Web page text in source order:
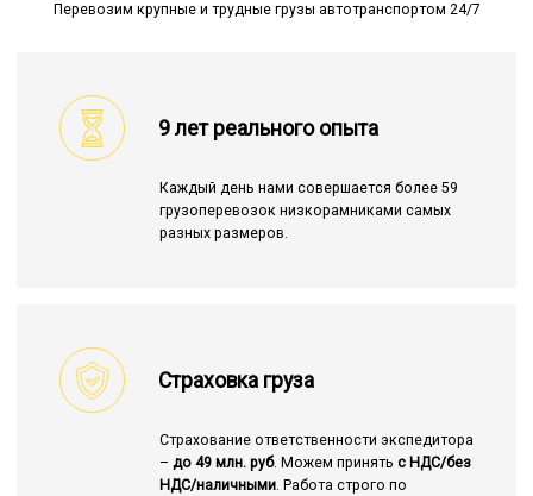
Перевозим крупные и трудные грузы автотранспортом 24/7
9 лет реального опыта
Каждый день нами совершается более 59
грузоперевозок низкорамниками самых
разных размеров.
Страховка груза
Страхование ответственности экспедитора
– до 49 млн. руб. Можем принять с НДС/без
НДС/наличными. Работа строго по